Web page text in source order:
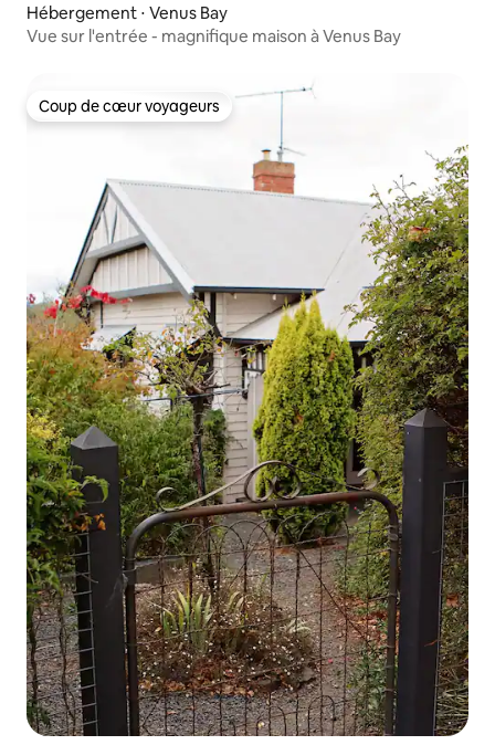
Hébergement ⋅ Venus Bay
Vue sur l'entrée - magnifique maison à Venus Bay
Coup de cœur voyageurs
Coup de cœur voyageurs